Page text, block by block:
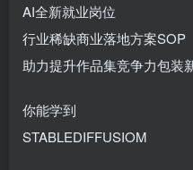
AI全新就业岗位
行业稀缺商业落地方案SOP
助力提升作品集竞争力包装
你能学到
STABLEDIFFUSIOM